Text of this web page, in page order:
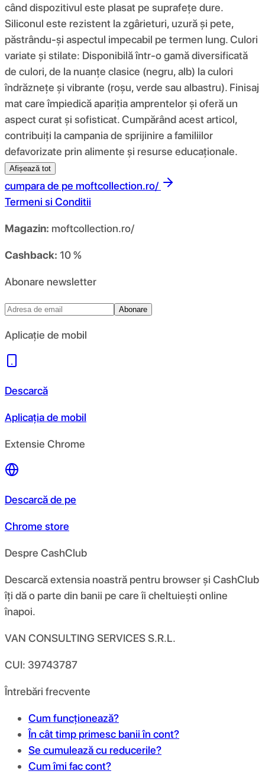
când dispozitivul este plasat pe suprafețe dure.
Siliconul este rezistent la zgârieturi, uzură și pete,
păstrându-și aspectul impecabil pe termen lung. Culori
variate și stilate: Disponibilă într-o gamă diversificată
de culori, de la nuanțe clasice (negru, alb) la culori
îndrăznețe și vibrante (roșu, verde sau albastru). Finisaj
mat care împiedică apariția amprentelor și oferă un
aspect curat și sofisticat. Cumpărând acest articol,
contribuiți la campania de sprijinire a familiilor
defavorizate prin alimente și resurse educaționale.
Afișează tot
cumpara de pe moftcollection.ro/
Termeni si Conditii
Magazin: moftcollection.ro/
Cashback: 10 %
Abonare newsletter
Abonare
Aplicație de mobil
Descarcă
Aplicația de mobil
Extensie Chrome
Descarcă de pe
Chrome store
Despre CashClub
Descarcă extensia noastră pentru browser și CashClub
îți dă o parte din banii pe care îi cheltuiești online
înapoi.
VAN CONSULTING SERVICES S.R.L.
CUI: 39743787
Întrebări frecvente
Cum funcționează?
În cât timp primesc banii în cont?
Se cumulează cu reducerile?
Cum îmi fac cont?